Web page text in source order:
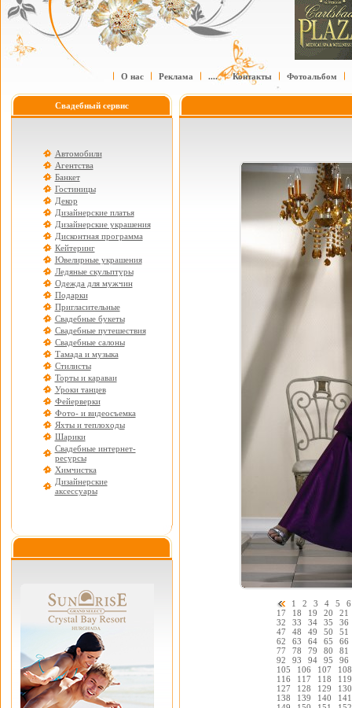
О нас Реклама .... Контакты Фотоальбом
Свадебный сервис
Автомобили
Агентства
Банкет
Гостиницы
Декор
Дизайнерские платья
Дизайнерские украшения
Дисконтная программа
Кейтеринг
Ювелирные украшения
Ледяные скульптуры
Одежда для мужчин
Подарки
Пригласительные
Свадебные букеты
Свадебные путешествия
Свадебные салоны
Тамада и музыка
Стилисты
Торты и караваи
Уроки танцев
Фейерверки
Фото- и видеосъемка
Яхты и теплоходы
Шарики
Свадебные интернет-
ресурсы
Химчистка
Дизайнерские
аксессуары
1 2 3 4 5
6
17
18 19 20
21
32
33 34 35
36
47
48 49 50
51
62
63 64 65
66
77
78 79 80
81
92
93 94 95
96
105
106 107
108
116
117 118
119
127
128 129
130
138
139 140
141